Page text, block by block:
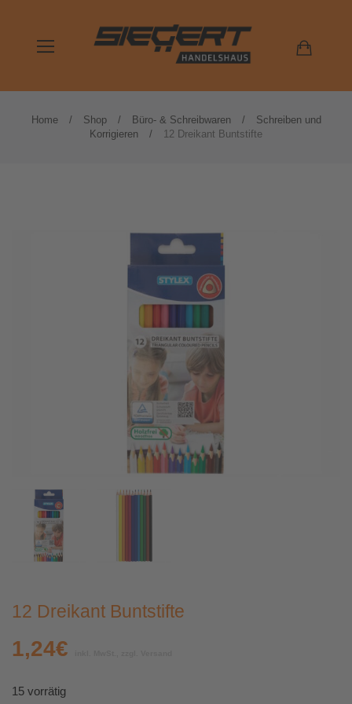
Home Shop Büro- & Schreibwaren
Schreiben und
Korrigieren
12 Dreikant Buntstifte
12 Dreikant Buntstifte
1,24€
15 vorrätig